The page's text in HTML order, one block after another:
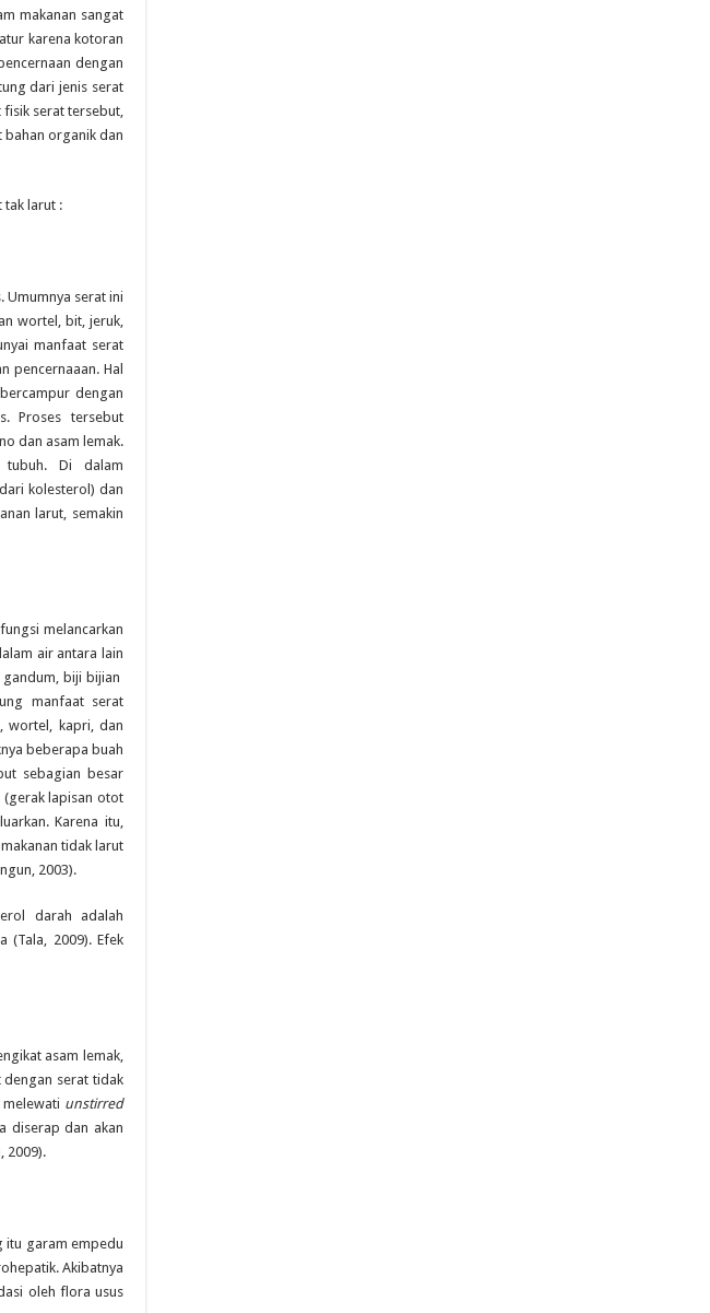
makanan sangat
karena kotoran
dengan
dari jenis serat
serat tersebut,
bahan organik dan
tak larut :
Umumnya serat ini
wortel, bit, jeruk,
manfaat serat
pencernaaan. Hal
dengan
Proses tersebut
dan asam lemak.
tubuh. Di dalam
kolesterol) dan
larut, semakin
melancarkan
air antara lain
biji bijian
manfaat serat
wortel, kapri, dan
beberapa buah
sebagian besar
(gerak lapisan otot
Karena itu,
tidak larut
2003).
darah adalah
(Tala, 2009). Efek
asam lemak,
dengan serat tidak
unstirred
diserap dan akan
2009).
itu garam empedu
Akibatnya
oleh flora usus